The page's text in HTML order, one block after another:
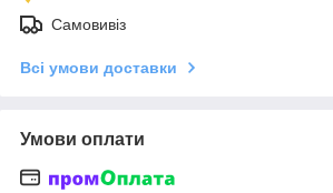
Самовивіз
Всі умови доставки
Умови оплати